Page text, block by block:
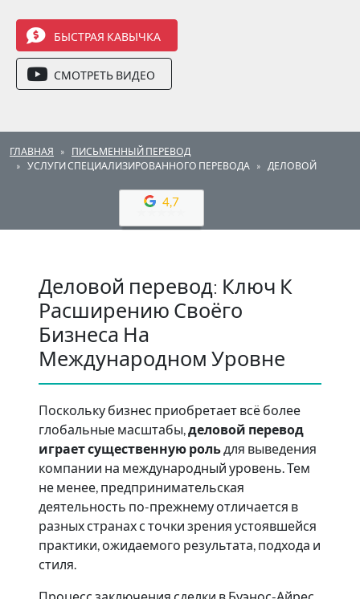
БЫСТРАЯ КАВЫЧКА
СМОТРЕТЬ ВИДЕО
ГЛАВНАЯ
ПИСЬМЕННЫЙ ПЕРЕВОД
УСЛУГИ СПЕЦИАЛИЗИРОВАННОГО ПЕРЕВОДА
ДЕЛОВОЙ
4,7
Деловой перевод: Ключ К
Расширению Своёго
Бизнеса На
Международном Уровне
Поскольку бизнес приобретает всё более
глобальные масштабы, деловой перевод
играет существенную роль для выведения
компании на международный уровень. Тем
не менее, предпринимательская
деятельность по-прежнему отличается в
разных странах с точки зрения устоявшейся
практики, ожидаемого результата, подхода и
стиля.
Процесс заключения сделки в Буэнос-Айрес